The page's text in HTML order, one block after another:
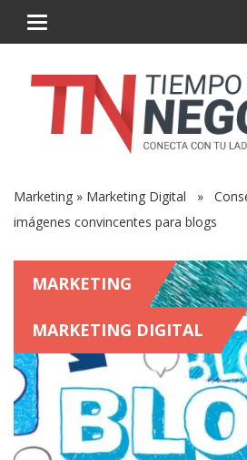
Marketing » Marketing Digital »
imágenes convincentes para blogs
MARKETING
MARKETING DIGITAL